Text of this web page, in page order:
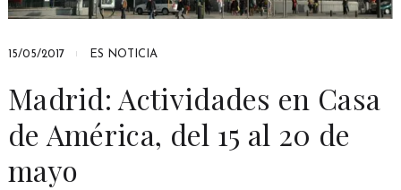
15/05/2017 ES NOTICIA
Madrid: Actividades en Casa
de América, del 15 al 20 de
mayo